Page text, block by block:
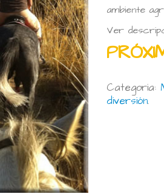
ambiente
Ver
Categoria:
diversión.